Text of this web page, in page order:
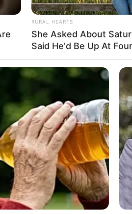
Basloom
7 Maret 1996
RURAL HEARTS
She Asked About
Said He'd Be Up At